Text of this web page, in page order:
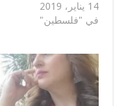
14 يناير، 2019
في "فلسطين"